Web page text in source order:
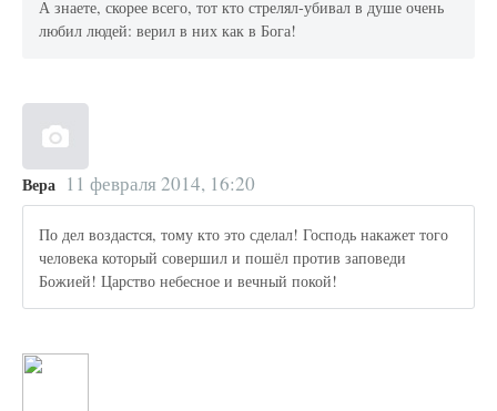
А знаете, скорее всего, тот кто стрелял-убивал в душе очень
любил людей: верил в них как в Бога!
Вера 11 февраля 2014, 16:20
По дел воздастся, тому кто это сделал! Господь накажет того
человека который совершил и пошёл против заповеди
Божией! Царство небесное и вечный покой!